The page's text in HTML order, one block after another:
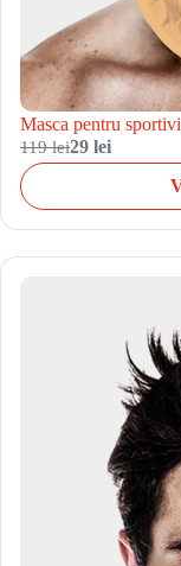
Masca pentru
119 lei29 lei